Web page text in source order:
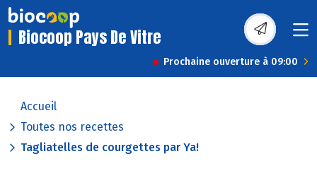
Biocoop Pays De Vitre
Prochaine ouverture à 09:00
Accueil
Toutes nos recettes
Tagliatelles de courgettes par Ya!